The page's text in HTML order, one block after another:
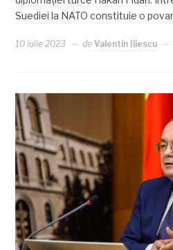
Suediei la NATO constituie o
10 iulie 2023 deValentin Iliescu